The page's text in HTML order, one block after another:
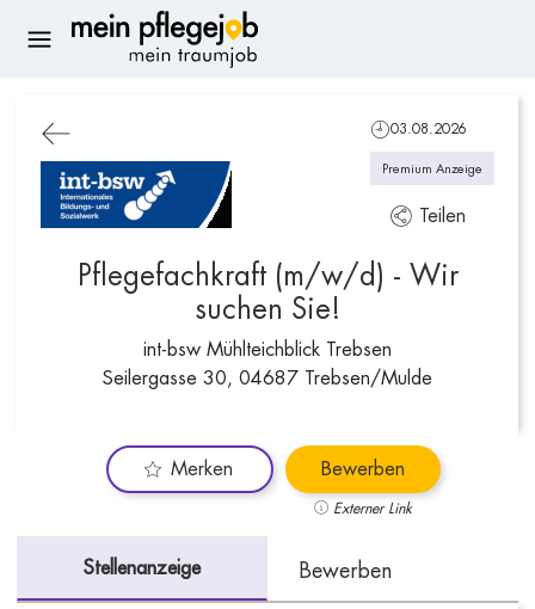
Pflegefachkraft (m/w/d) - Wir
suchen Sie!
int-bsw Mühlteichblick Trebsen
Seilergasse 30, 04687 Trebsen/Mulde
03.08.2026
Premium Anzeige
Teilen
Merken Bewerben
Externer Link
Stellenanzeige Bewerben